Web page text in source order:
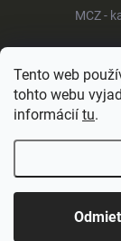
Tento web
tohto webu
informácií tu.
MCZ -
Copyright 2026